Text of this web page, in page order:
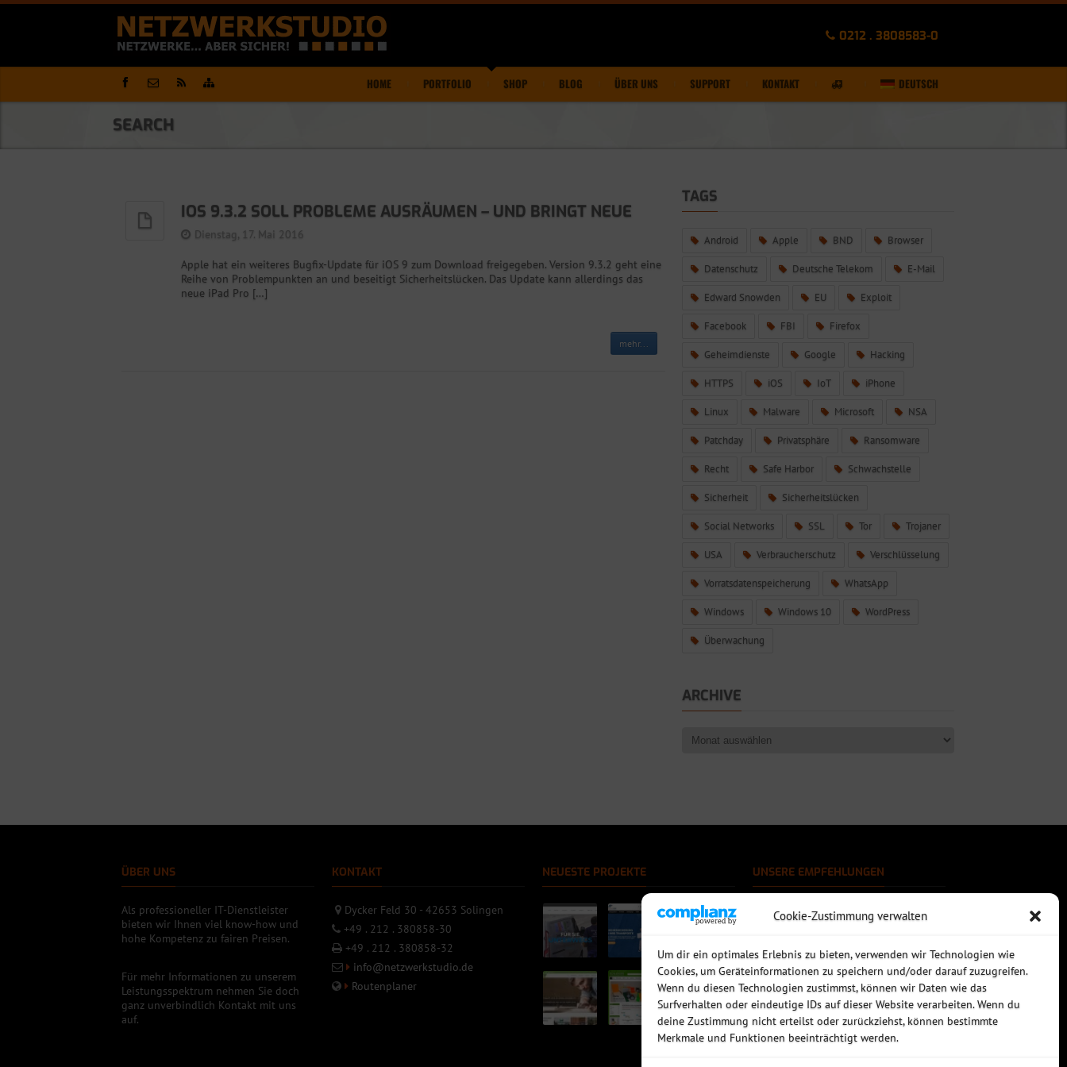
Cookie-Zustimmung verwalten
Um dir ein optimales Erlebnis zu bieten, verwenden wir Technologien wie
Cookies, um Geräteinformationen zu speichern und/oder darauf zuzugreifen.
Wenn du diesen Technologien zustimmst, können wir Daten wie das
Surfverhalten oder eindeutige IDs auf dieser Website verarbeiten. Wenn du
deine Zustimmung nicht erteilst oder zurückziehst, können bestimmte
Merkmale und Funktionen beeinträchtigt werden.
0212 . 3808583-0
HOME PORTFOLIO SHOP BLOG ÜBER UNS SUPPORT KONTAKT DEUTSCH
SEARCH
IOS 9.3.2 SOLL PROBLEME AUSRÄUMEN – UND BRINGT NEUE
Dienstag, 17. Mai 2016
Apple hat ein weiteres Bugfix-Update für iOS 9 zum Download freigegeben. Version 9.3.2 geht eine
Reihe von Problempunkten an und beseitigt Sicherheitslücken. Das Update kann allerdings das
neue iPad Pro […]
mehr...
TAGS
Android Apple BND Browser
Datenschutz Deutsche Telekom E-Mail
Edward Snowden EU Exploit
Facebook FBI Firefox
Geheimdienste Google Hacking
HTTPS iOS IoT iPhone
Linux Malware Microsoft NSA
Patchday Privatsphäre Ransomware
Recht Safe Harbor Schwachstelle
Sicherheit Sicherheitslücken
Social Networks SSL Tor Trojaner
USA Verbraucherschutz Verschlüsselung
Vorratsdatenspeicherung WhatsApp
Windows Windows 10 WordPress
Überwachung
ARCHIVE
ÜBER UNS
Als professioneller IT-Dienstleister
bieten wir Ihnen viel know-how und
hohe Kompetenz zu fairen Preisen.
Für mehr Informationen zu unserem
Leistungsspektrum nehmen Sie doch
ganz unverbindlich Kontakt mit uns
auf.
KONTAKT
Dycker Feld 30 - 42653 Solingen
+49 . 212 . 380858-30
+49 . 212 . 380858-32
info@netzwerkstudio.de
Routenplaner
NEUESTE PROJEKTE UNSERE EMPFEHLUNGEN
Rechtssichere Email-Archivierung
MDaemon Mail- & Groupwareserver
Sophos UTM - Mehr als eine Firewall